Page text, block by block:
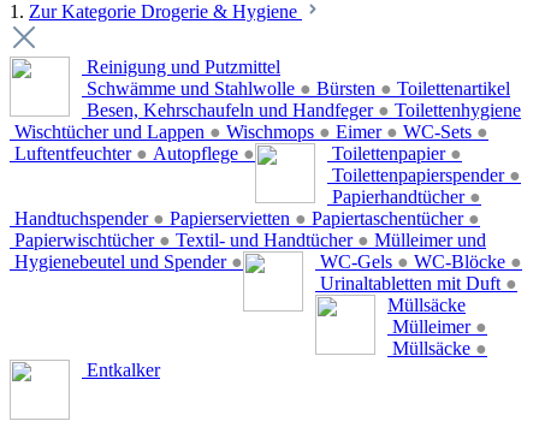
1. Zur Kategorie Drogerie & Hygiene
Reinigung und Putzmittel
Schwämme und Stahlwolle ● Bürsten ●
Besen, Kehrschaufeln und Handfeger ●
Wischtücher und Lappen ● Wischmops ● Eimer ● WC-Sets ●
Luftentfeuchter ● Autopflege ●
Toilettenartikel
Toilettenpapier ●
Toilettenpapierspender ●
Papierhandtücher ●
Handtuchspender ● Papierservietten ● Papiertaschentücher ●
Papierwischtücher ● Textil- und Handtücher ●
Hygienebeutel und Spender ●
Toilettenhygiene
WC-Gels ● WC-Blöcke ●
Urinaltabletten mit Duft ●
Mülleimer und
Müllsäcke
Mülleimer ●
Müllsäcke ●
Entkalker